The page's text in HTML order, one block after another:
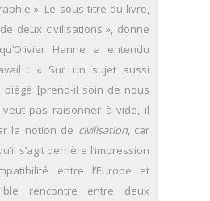
». Le sous-titre du livre,
deux civilisations », donne
Hanne a entendu
: « Sur un sujet aussi
piégé [prend-il soin de nous
veut pas raisonner à vide, il
la notion de civilisation, car
s’agit derrière l’impression
entre l’Europe et
rencontre entre deux